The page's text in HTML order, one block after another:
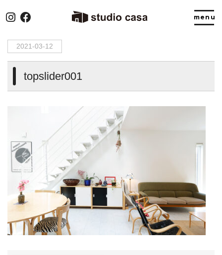
HOME topslider001
2021-03-12
topslider001